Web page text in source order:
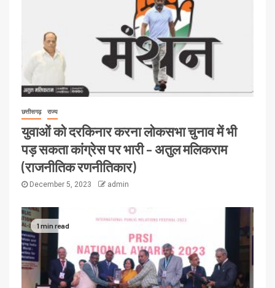
छत्तीसगढ़ राज्य
युवाओं को दरकिनार करना लोकसभा चुनाव में भी
पड़ सकता कांग्रेस पर भारी – अतुल मलिकराम
(राजनीतिक रणनीतिकार)
December 5, 2023 admin
1 min read